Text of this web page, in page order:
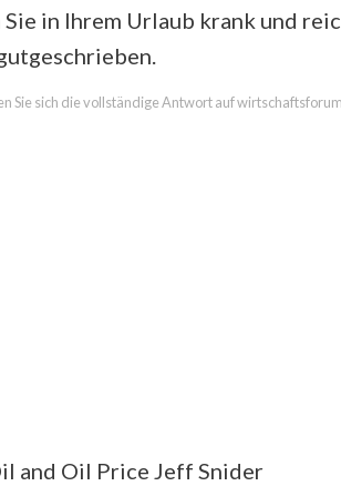
in Ihrem Urlaub krank und
Sie sich die vollständige Antwort auf
and Oil Price Jeff Snider